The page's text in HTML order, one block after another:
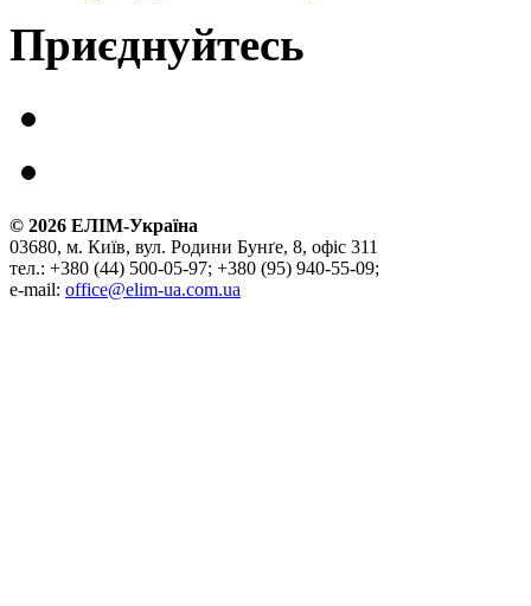
Приєднуйтесь
© 2026 ЕЛІМ-Україна
03680, м. Київ, вул. Родини Бунґе, 8, офіс 311
тел.: +380 (44) 500-05-97; +380 (95) 940-55-09;
e-mail: office@elim-ua.com.ua